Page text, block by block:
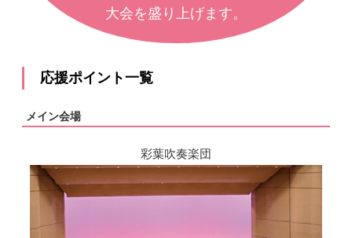
大会を盛り上げます。
応援ポイント一覧
メイン会場
彩葉吹奏楽団